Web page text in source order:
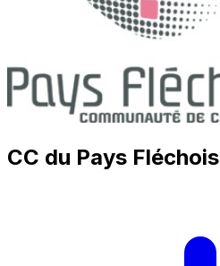
CC du Pays Fléchois